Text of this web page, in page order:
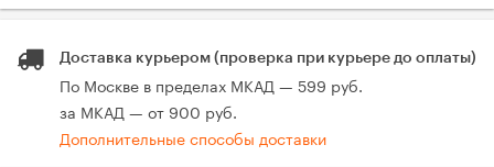
Доставка курьером (проверка при курьере до оплаты)
По Москве в пределах МКАД — 599 руб.
за МКАД — от 900 руб.
Дополнительные способы доставки